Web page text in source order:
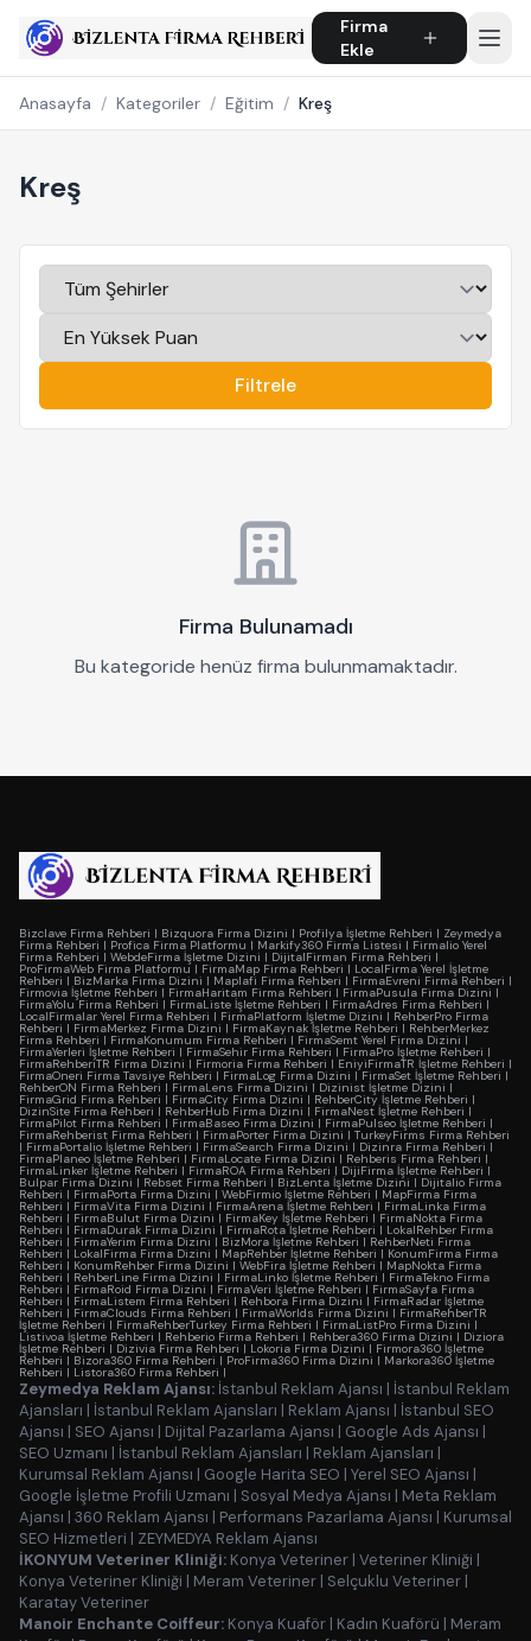
Firma
Ekle
Anasayfa / Kategoriler / Eğitim / Kreş
Kreş
Filtrele
Firma Bulunamadı
Bu kategoride henüz firma bulunmamaktadır.
Bizclave Firma Rehberi | Bizquora Firma Dizini | Profilya İşletme Rehberi | Zeymedya
Firma Rehberi | Profica Firma Platformu | Markify360 Firma Listesi | Firmalio Yerel
Firma Rehberi | WebdeFirma İşletme Dizini | DijitalFirman Firma Rehberi |
ProFirmaWeb Firma Platformu | FirmaMap Firma Rehberi | LocalFirma Yerel İşletme
Rehberi | BizMarka Firma Dizini | Maplafi Firma Rehberi | FirmaEvreni Firma Rehberi |
Firmovia İşletme Rehberi | FirmaHaritam Firma Rehberi | FirmaPusula Firma Dizini |
FirmaYolu Firma Rehberi | FirmaListe İşletme Rehberi | FirmaAdres Firma Rehberi |
LocalFirmalar Yerel Firma Rehberi | FirmaPlatform İşletme Dizini | RehberPro Firma
Rehberi | FirmaMerkez Firma Dizini | FirmaKaynak İşletme Rehberi | RehberMerkez
Firma Rehberi | FirmaKonumum Firma Rehberi | FirmaSemt Yerel Firma Dizini |
FirmaYerleri İşletme Rehberi | FirmaSehir Firma Rehberi | FirmaPro İşletme Rehberi |
FirmaRehberiTR Firma Dizini | Firmoria Firma Rehberi | EniyiFirmaTR İşletme Rehberi |
FirmaOneri Firma Tavsiye Rehberi | FirmaLog Firma Dizini |FirmaSet İşletme Rehberi |
RehberON Firma Rehberi | FirmaLens Firma Dizini | Dizinist İşletme Dizini |
FirmaGrid Firma Rehberi | FirmaCity Firma Dizini | RehberCity İşletme Rehberi |
DizinSite Firma Rehberi | RehberHub Firma Dizini | FirmaNest İşletme Rehberi |
FirmaPilot Firma Rehberi | FirmaBaseo Firma Dizini | FirmaPulseo İşletme Rehberi |
FirmaRehberist Firma Rehberi | FirmaPorter Firma Dizini | TurkeyFirms Firma Rehberi
| FirmaPortalio İşletme Rehberi | FirmaSearch Firma Dizini | Dizinra Firma Rehberi |
FirmaPlaneo İşletme Rehberi | FirmaLocate Firma Dizini | Rehberis Firma Rehberi |
FirmaLinker İşletme Rehberi | FirmaROA Firma Rehberi | DijiFirma İşletme Rehberi |
Bulpar Firma Dizini | Rebset Firma Rehberi | BizLenta İşletme Dizini | Dijitalio Firma
Rehberi | FirmaPorta Firma Dizini | WebFirmio İşletme Rehberi | MapFirma Firma
Rehberi | FirmaVita Firma Dizini | FirmaArena İşletme Rehberi | FirmaLinka Firma
Rehberi | FirmaBulut Firma Dizini | FirmaKey İşletme Rehberi | FirmaNokta Firma
Rehberi | FirmaDurak Firma Dizini | FirmaRota İşletme Rehberi | LokalRehber Firma
Rehberi | FirmaYerim Firma Dizini | BizMora İşletme Rehberi | RehberNeti Firma
Rehberi | LokalFirma Firma Dizini | MapRehber İşletme Rehberi | KonumFirma Firma
Rehberi | KonumRehber Firma Dizini | WebFira İşletme Rehberi | MapNokta Firma
Rehberi | RehberLine Firma Dizini | FirmaLinko İşletme Rehberi | FirmaTekno Firma
Rehberi | FirmaRoid Firma Dizini | FirmaVeri İşletme Rehberi | FirmaSayfa Firma
Rehberi | FirmaListem Firma Rehberi | Rehbora Firma Dizini | FirmaRadar İşletme
Rehberi | FirmaClouds Firma Rehberi | FirmaWorlds Firma Dizini | FirmaRehberTR
İşletme Rehberi | FirmaRehberTurkey Firma Rehberi | FirmaListPro Firma Dizini |
Listivoa İşletme Rehberi | Rehberio Firma Rehberi | Rehbera360 Firma Dizini | Diziora
İşletme Rehberi | Dizivia Firma Rehberi | Lokoria Firma Dizini | Firmora360 İşletme
Rehberi | Bizora360 Firma Rehberi | ProFirma360 Firma Dizini | Markora360 İşletme
Rehberi | Listora360 Firma Rehberi |
Zeymedya Reklam Ajansı: İstanbul Reklam Ajansı | İstanbul Reklam
Ajansları | İstanbul Reklam Ajansları | Reklam Ajansı | İstanbul SEO
Ajansı | SEO Ajansı | Dijital Pazarlama Ajansı | Google Ads Ajansı |
SEO Uzmanı | İstanbul Reklam Ajansları | Reklam Ajansları |
Kurumsal Reklam Ajansı | Google Harita SEO | Yerel SEO Ajansı |
Google İşletme Profili Uzmanı | Sosyal Medya Ajansı | Meta Reklam
Ajansı | 360 Reklam Ajansı | Performans Pazarlama Ajansı | Kurumsal
SEO Hizmetleri | ZEYMEDYA Reklam Ajansı
İKONYUM Veteriner Kliniği: Konya Veteriner | Veteriner Kliniği |
Konya Veteriner Kliniği | Meram Veteriner | Selçuklu Veteriner |
Karatay Veteriner
Manoir Enchante Coiffeur: Konya Kuaför | Kadın Kuaförü | Meram